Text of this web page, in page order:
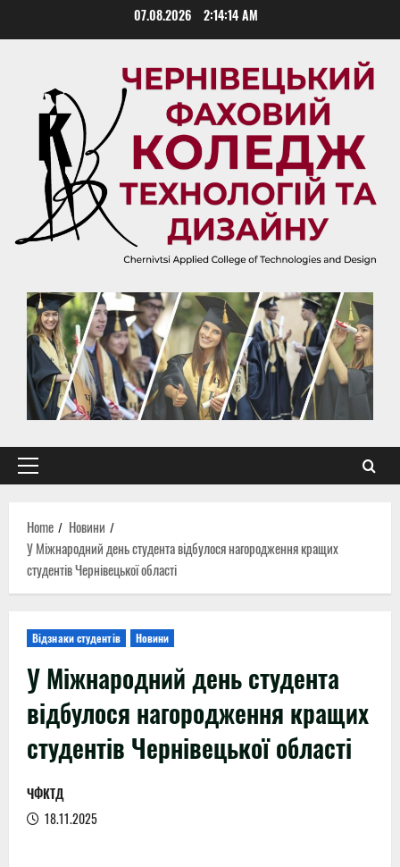
07.08.2026 2:14:14 AM
Primary
Home
Новини
У Міжнародний день студента відбулося нагородження кращих
студентів Чернівецької області
Відзнаки студентів Новини
У Міжнародний день студента
відбулося нагородження кращих
студентів Чернівецької області
ЧФКТД
18.11.2025